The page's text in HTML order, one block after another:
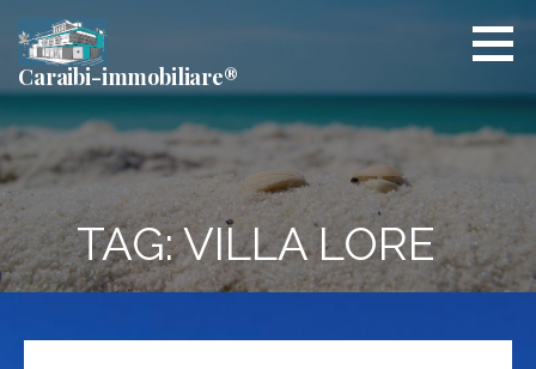
contenuto
Caraibi-immobiliare®
TAG: VILLA LORE